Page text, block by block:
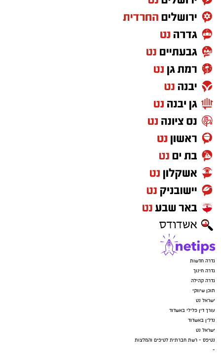
גדרה חדשות
גדרה חינוך
גדרה קהילה
תוכן שיווקי
ישראל נט
עורך דין פלילי באשדוד
נדל"ן באשדוד
ישראל נט
נטיפס - רשת חברתית לטיפים והמלצות
-